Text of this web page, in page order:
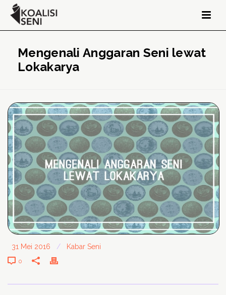
Mengenali Anggaran Seni lewat
Lokakarya
31 Mei 2016 / Kabar Seni
0